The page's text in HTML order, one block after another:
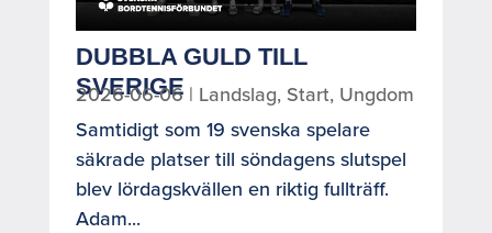
DUBBLA GULD TILL
SVERIGE
2026-06-06| Landslag, Start, Ungdom
Samtidigt som 19 svenska spelare
säkrade platser till söndagens slutspel
blev lördagskvällen en riktig fullträff.
Adam...